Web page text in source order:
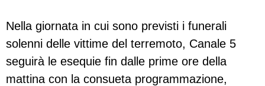
Nella giornata in cui sono previsti i funerali
solenni delle vittime del terremoto, Canale 5
seguirà le esequie fin dalle prime ore della
mattina con la consueta programmazione,